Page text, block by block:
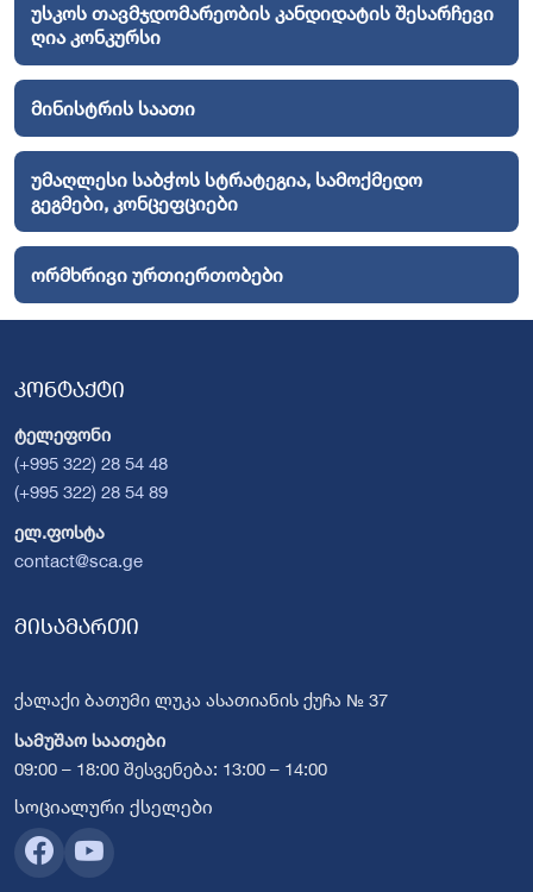
უსკოს თავმჯდომარეობის კანდიდატის შესარჩევი
ღია კონკურსი
მინისტრის საათი
უმაღლესი საბჭოს სტრატეგია, სამოქმედო
გეგმები, კონცეფციები
ორმხრივი ურთიერთობები
კონტაქტი
ტელეფონი
(+995 322) 28 54 48
(+995 322) 28 54 89
ელ.ფოსტა
contact@sca.ge
მისამართი
ქალაქი ბათუმი ლუკა ასათიანის ქუჩა № 37
სამუშაო საათები
09:00 – 18:00 შესვენება: 13:00 – 14:00
სოციალური ქსელები